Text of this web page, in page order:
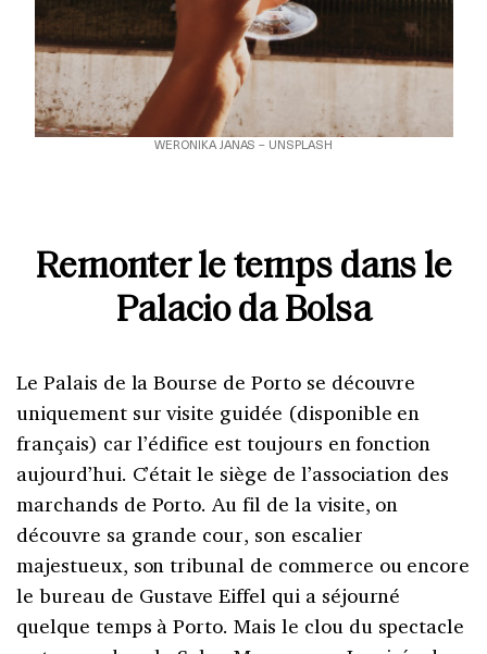
WERONIKA JANAS – UNSPLASH
Remonter le temps dans le
Palacio da Bolsa
Le Palais de la Bourse de Porto se découvre
uniquement sur visite guidée (disponible en
français) car l’édifice est toujours en fonction
aujourd’hui. C’était le siège de l’association des
marchands de Porto. Au fil de la visite, on
découvre sa grande cour, son escalier
majestueux, son tribunal de commerce ou encore
le bureau de Gustave Eiffel qui a séjourné
quelque temps à Porto. Mais le clou du spectacle